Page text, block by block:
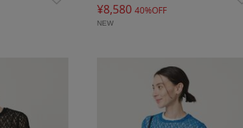
¥8,580 40%OFF
NEW